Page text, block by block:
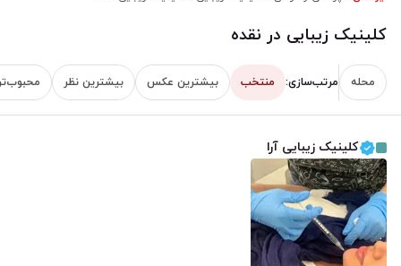
کلینیک زیبایی در نقده
محله مرتب‌سازی: منتخب ‌بیشترین عکس بیشترین نظر
کلینیک زیبایی آرا